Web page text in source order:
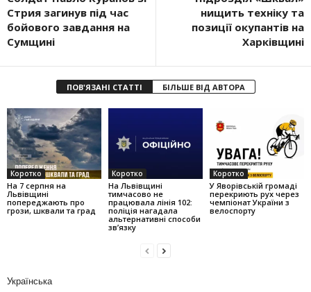
Стрия загинув під час
бойового завдання на
Сумщині
нищить техніку та
позиції окупантів на
Харківщині
ПОВ'ЯЗАНІ СТАТТІ БІЛЬШЕ ВІД АВТОРА
Коротко
На 7 серпня на
Львівщині
попереджають про
грози, шквали та град
Коротко
На Львівщині
тимчасово не
працювала лінія 102:
поліція нагадала
альтернативні способи
зв’язку
Коротко
У Яворівській громаді
перекриють рух через
чемпіонат України з
велоспорту
Українська